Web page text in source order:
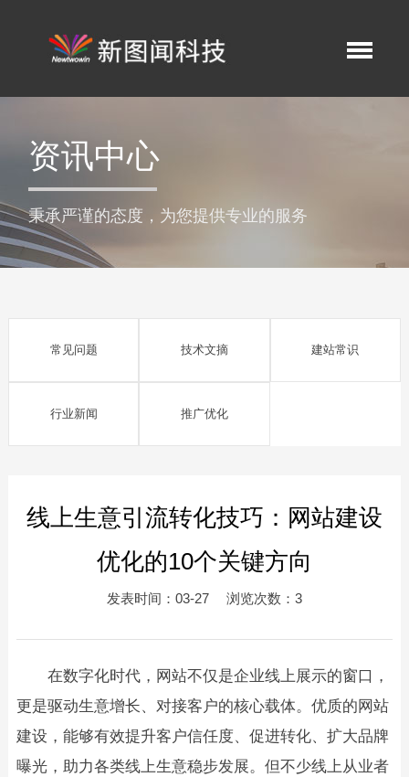
资讯中心
秉承严谨的态度，为您提供专业的服务
常见问题 技术文摘 建站常识
行业新闻 推广优化
线上生意引流转化技巧：网站建设
优化的10个关键方向
发表时间：03-27 浏览次数：3
在数字化时代，网站不仅是企业线上展示的窗口，
更是驱动生意增长、对接客户的核心载体。优质的网站
建设，能够有效提升客户信任度、促进转化、扩大品牌
曝光，助力各类线上生意稳步发展。但不少线上从业者